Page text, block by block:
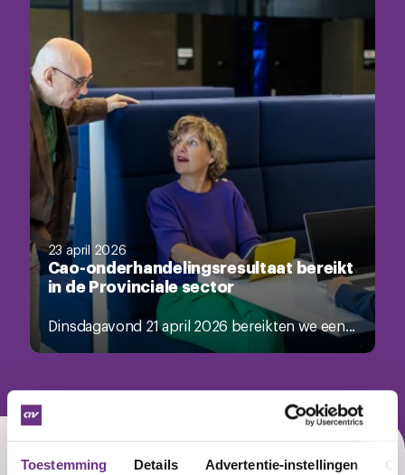
Toestemming Details Advertentie-instellingen
23 april 2026
Cao-onderhandelingsresultaat bereikt
in de Provinciale sector
Dinsdagavond 21 april 2026 bereikten we een...